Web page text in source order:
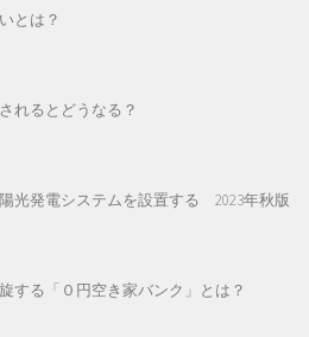
とは？
れるとどうなる？
光発電システムを設置する 2023年秋版
する「０円空き家バンク」とは？